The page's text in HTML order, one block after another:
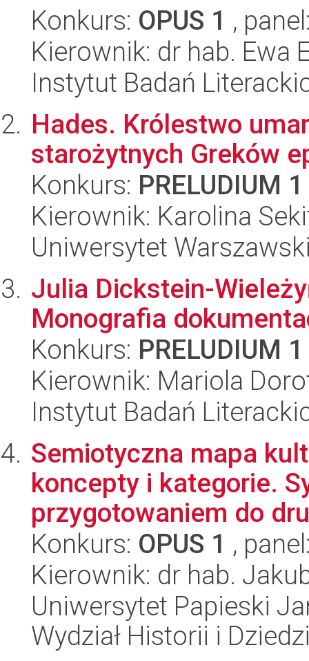
Konkurs: OPUS 1 ,
Kierownik: dr hab. Ewa
Instytut Badań
Hades. Królestwo
starożytnych Greków
Konkurs: PRELUDIUM 1
Kierownik: Karolina
Uniwersytet
Julia Dickstein-
Monografia
Konkurs: PRELUDIUM 1
Kierownik: Mariola
Instytut Badań
Semiotyczna mapa
koncepty i kategorie.
przygotowaniem do
Konkurs: OPUS 1 ,
Kierownik: dr hab.
Uniwersytet Papieski
Wydział Historii i